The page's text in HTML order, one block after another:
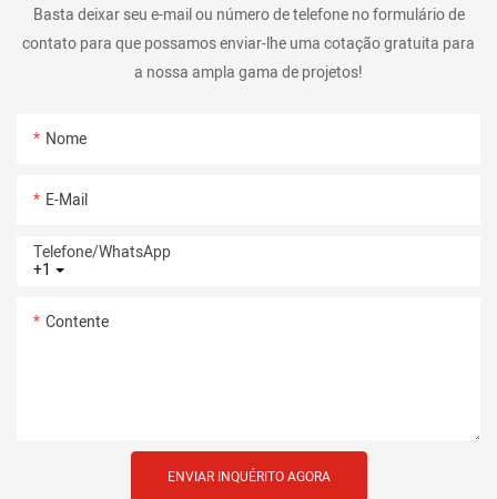
Basta deixar seu e-mail ou número de telefone no formulário de
contato para que possamos enviar-lhe uma cotação gratuita para
a nossa ampla gama de projetos!
Nome
E-Mail
+1
Telefone/whatsApp
Contente
ENVIAR INQUÉRITO AGORA